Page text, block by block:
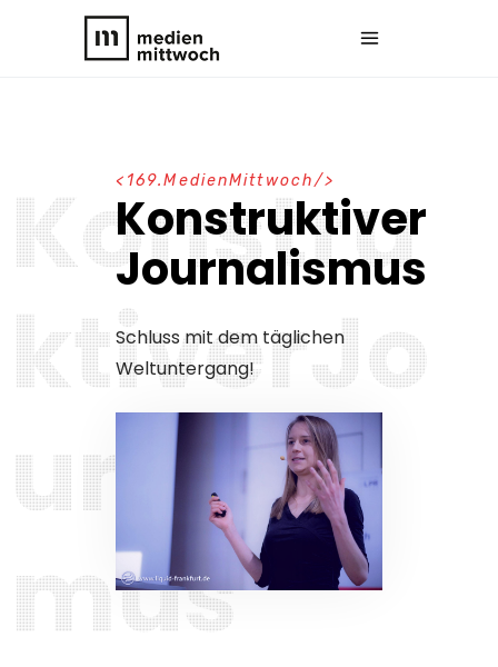
Konstru
ktiverJo
ur nalis
mus
169.MedienMittwoch
Konstruktiver
Journalismus
Schluss mit dem täglichen
Weltuntergang!